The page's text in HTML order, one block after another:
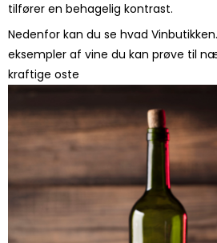
tilfører en behagelig kontrast.
Nedenfor kan du se hvad
eksempler af vine du kan prøve til
kraftige oste